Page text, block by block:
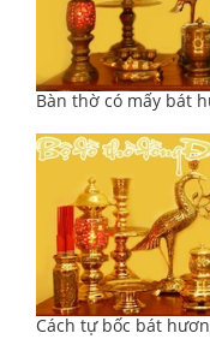
Bàn thờ có mấy bát
Cách tự bốc bát